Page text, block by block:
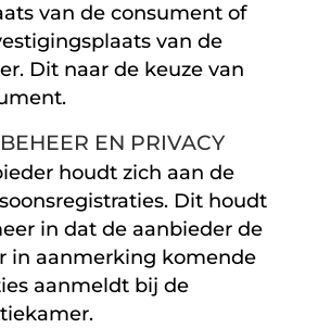
van de consument of
van de
Dit naar de keuze van
EN PRIVACY
houdt zich aan de
Dit houdt
in dat de aanbieder de
in aanmerking komende
aanmeldt bij de